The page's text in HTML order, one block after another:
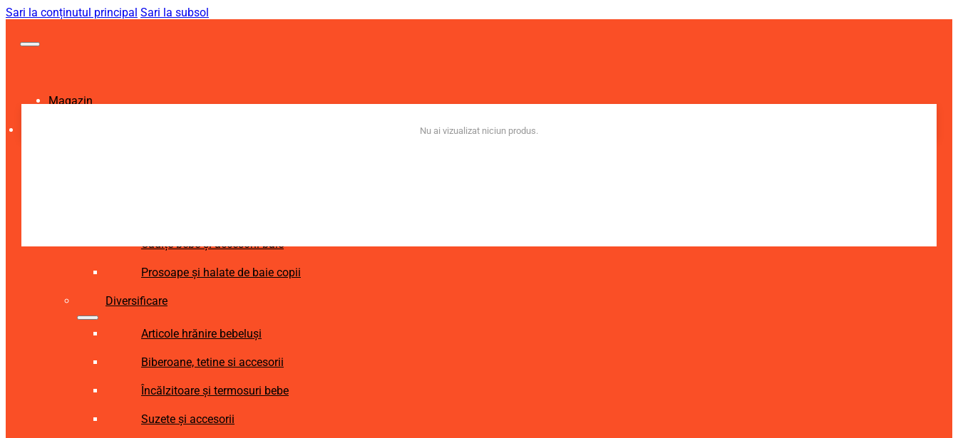
Sari la conținutul principal Sari la subsol
Magazin
Cădițe bebe și accesorii baie
Prosoape și halate de baie copii
Diversificare
Articole hrănire bebeluși
Biberoane, tetine si accesorii
Încălzitoare și termosuri bebe
Suzete și accesorii
Nu ai vizualizat niciun produs.